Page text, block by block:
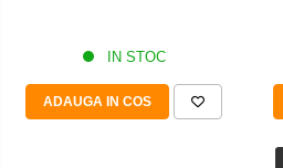
IN STOC
ADAUGA IN COS